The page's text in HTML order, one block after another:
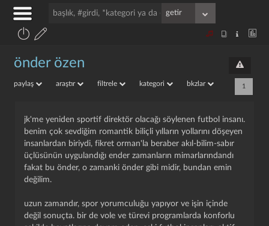
önder özen
paylaş araştır filtrele kategori bkzlar 1
jk'me yeniden sportif direktör olacağı söylenen futbol insanı.
benim çok sevdiğim romantik biliçli yılların yollarını döşeyen
insanlardan biriydi, fikret orman'la beraber akıl-bilim-sabır
üçlüsünün uygulandığı ender zamanların mimarlarındandı
fakat bu önder, o zamanki önder gibi midir, bundan emin
değilim.
uzun zamandır, spor yorumculuğu yapıyor ve işin içinde
değil sonuçta. bir de vole ve türevi programlarda konforlu